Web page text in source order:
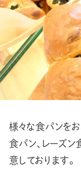
様々な食パンを
食パン、レーズン
意しております。